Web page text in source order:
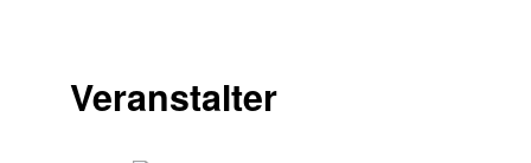
Veranstalter